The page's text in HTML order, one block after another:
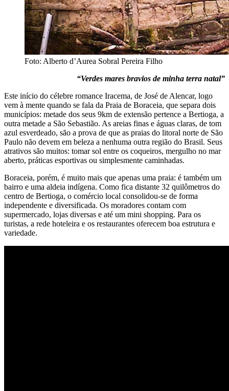
Foto: Alberto d’Aurea Sobral Pereira Filho
“Verdes mares bravios de minha terra natal”
Este início do célebre romance Iracema, de José de Alencar, logo
vem à mente quando se fala da Praia de Boraceia, que separa dois
municípios: metade dos seus 9km de extensão pertence a Bertioga, a
outra metade a São Sebastião. As areias finas e águas claras, de tom
azul esverdeado, são a prova de que as praias do litoral norte de São
Paulo não devem em beleza a nenhuma outra região do Brasil. Seus
atrativos são muitos: tomar sol entre os coqueiros, mergulho no mar
aberto, práticas esportivas ou simplesmente caminhadas.
Boraceia, porém, é muito mais que apenas uma praia: é também um
bairro e uma aldeia indígena. Como fica distante 32 quilômetros do
centro de Bertioga, o comércio local consolidou-se de forma
independente e diversificada. Os moradores contam com
supermercado, lojas diversas e até um mini shopping. Para os
turistas, a rede hoteleira e os restaurantes oferecem boa estrutura e
variedade.